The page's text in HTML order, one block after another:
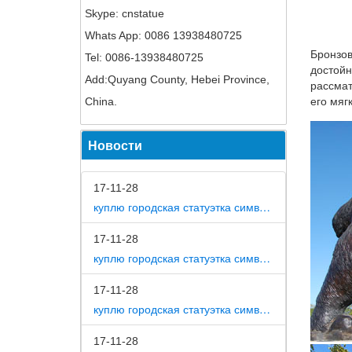
Skype: cnstatue
Whats App: 0086 13938480725
Tel: 0086-13938480725
Add:Quyang County, Hebei Province,
China.
Новости
17-11-28
куплю городская статуэтка символ собака в дом
17-11-28
куплю городская статуэтка символ собака в метро москвы
17-11-28
куплю городская статуэтка символ собака на площади революции
17-11-28
богов,
его